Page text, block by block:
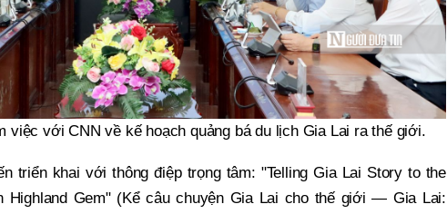
việc với CNN về kế hoạch quảng bá du lịch Gia Lai ra thế giới.
triển khai với thông điệp trọng tâm: "Telling Gia Lai Story to the
Highland Gem" (Kể câu chuyện Gia Lai cho thế giới — Gia Lai: